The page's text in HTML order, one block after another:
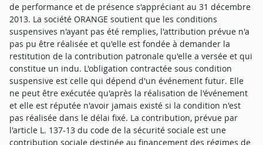
de performance et de présence s'appréciant au 31 décembre
2013. La société ORANGE soutient que les conditions
suspensives n'ayant pas été remplies, l'attribution prévue n'a
pas pu être réalisée et qu'elle est fondée à demander la
restitution de la contribution patronale qu'elle a versée et qui
constitue un indu. L'obligation contractée sous condition
suspensive est celle qui dépend d'un événement futur. Elle
ne peut être exécutée qu'après la réalisation de l'événement
et elle est réputée n'avoir jamais existé si la condition n'est
pas réalisée dans le délai fixé. La contribution, prévue par
l'article L. 137-13 du code de la sécurité sociale est une
contribution sociale destinée au financement des régimes de